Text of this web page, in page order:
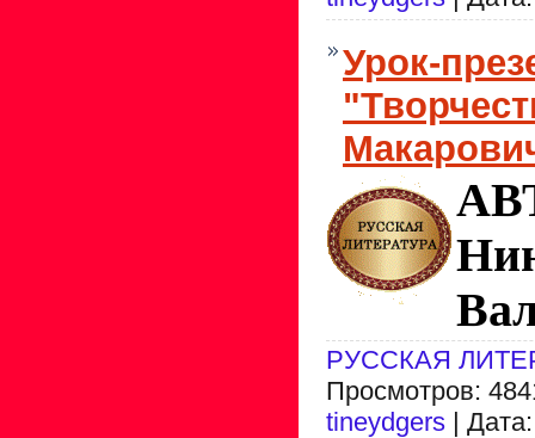
Урок-
РУССКАЯ
Просмотров:
tineydgers |